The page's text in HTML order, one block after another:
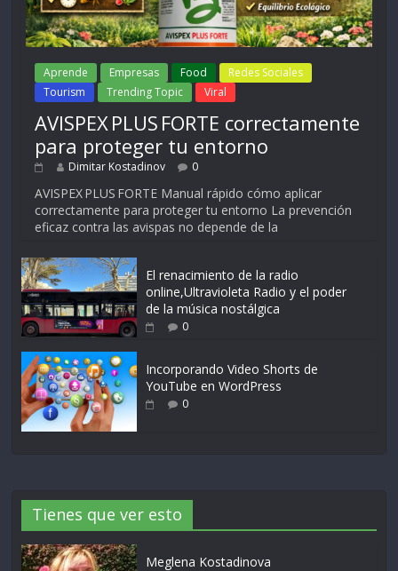
Aprende Empresas Food
Redes Sociales
Tourism
Trending Topic Viral
AVISPEX PLUS FORTE correctamente
para proteger tu entorno
Dimitar Kostadinov 0
AVISPEX PLUS FORTE Manual rápido cómo aplicar
correctamente para proteger tu entorno La prevención
eficaz contra las avispas no depende de la
El renacimiento de la radio
online,Ultravioleta Radio y el poder
de la música nostálgica
0
Incorporando Video Shorts de
YouTube en WordPress
0
Tienes que ver esto
Meglena Kostadinova